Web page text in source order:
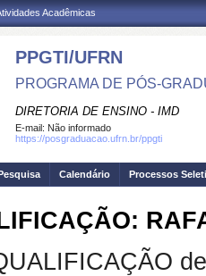
Acadêmicas
PPGTI/UFRN
PROGRAMA DE PÓS-
DIRETORIA DE ENSINO - IMD
E-mail: Não informado
https://posgraduacao.ufrn.br/ppgti
Calendário Processos